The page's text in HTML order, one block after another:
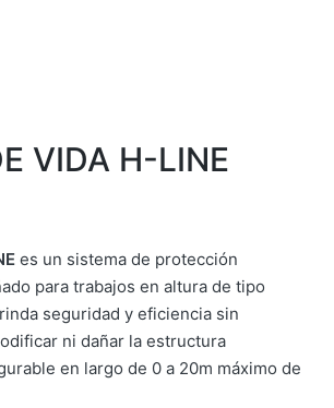
VIDA H-LINE
es un sistema de protección
para trabajos en altura de tipo
seguridad y eficiencia sin
ni dañar la estructura
en largo de 0 a 20m máximo de